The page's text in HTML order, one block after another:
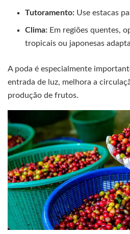
Tutoramento: Use estacas
Clima: Em regiões quentes,
tropicais ou japonesas
A poda é especialmente
entrada de luz, melhora a
produção de frutos.